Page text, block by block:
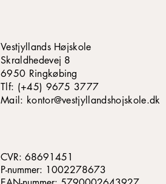
Vestjyllands Højskole
Skraldhedevej 8
6950 Ringkøbing
​​​Tlf: (+45) 9675 3777
Mail: kontor@vestjyllandshojskole.dk
CVR: 68691451
P-nummer: 1002278673